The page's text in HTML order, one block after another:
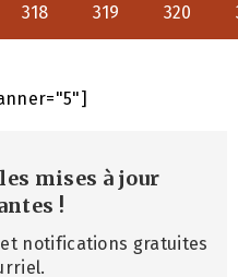
318 319 320
mises à jour
!
notifications gratuites